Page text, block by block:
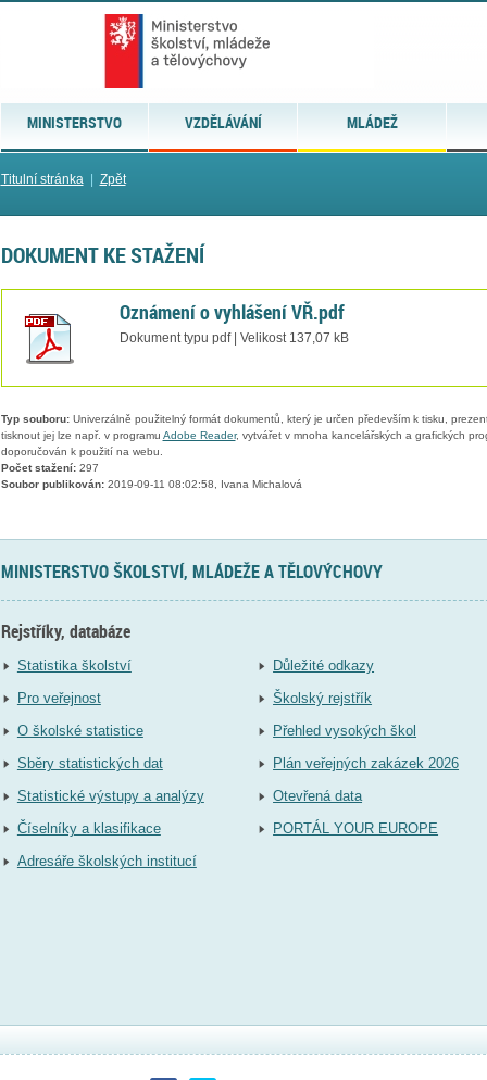
MINISTERSTVO VZDĚLÁVÁNÍ MLÁDEŽ
Titulní stránka| Zpět
DOKUMENT KE STAŽENÍ
Oznámení o vyhlášení VŘ.pdf
Dokument typu pdf | Velikost 137,07 kB
Typ souboru:Univerzálně použitelný formát dokumentů, který je určen především k tisku,
tisknout jej lze např. v programu Adobe Reader, vytvářet v mnoha kancelářských a grafických
doporučován k použití na webu.
Počet stažení:297
Soubor publikován:2019-09-11 08:02:58, Ivana Michalová
MINISTERSTVO ŠKOLSTVÍ, MLÁDEŽE A TĚLOVÝCHOVY
Rejstříky, databáze
Statistika školství
Pro veřejnost
O školské statistice
Sběry statistických dat
Statistické výstupy a analýzy
Číselníky a klasifikace
Adresáře školských institucí
Důležité odkazy
Školský rejstřík
Přehled vysokých škol
Plán veřejných zakázek 2026
Otevřená data
PORTÁL YOUR EUROPE